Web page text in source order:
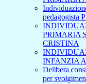
pedagogista
PRIMARIA
CRISTINA
INFANZIA
Delibera
per